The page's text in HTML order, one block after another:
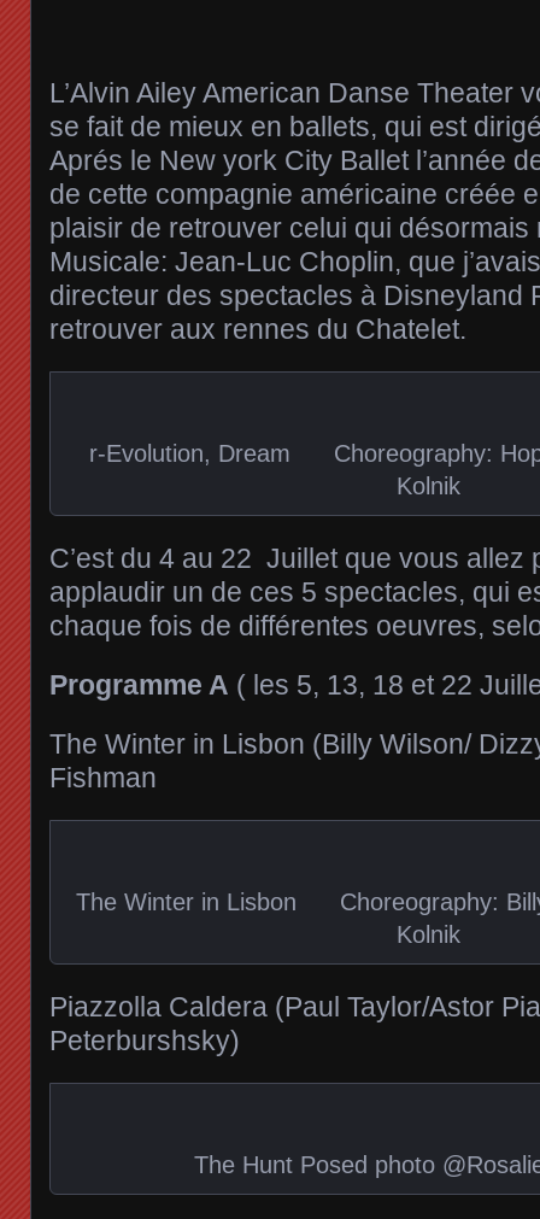
L’Alvin Ailey American Danse Theater
se fait de mieux en ballets, qui est
Aprés le New york City Ballet l’année
de cette compagnie américaine créée
plaisir de retrouver celui qui désormais
Musicale: Jean-Luc Choplin, que
directeur des spectacles à Disneyland
retrouver aux rennes du Chatelet.
r-Evolution, Dream Choreography:
Kolnik
C’est du 4 au 22 Juillet que vous allez
applaudir un de ces 5 spectacles, qui
chaque fois de différentes oeuvres,
Programme A ( les 5, 13, 18 et 22
The Winter in Lisbon (Billy Wilson/
Fishman
The Winter in Lisbon Choreography:
Kolnik
Piazzolla Caldera (Paul Taylor/Astor
Peterburshsky)
The Hunt Posed photo